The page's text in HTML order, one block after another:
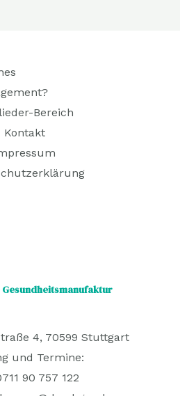
Bereich
Kontakt
Gesundheitsmanufaktur
4, 70599 Stuttgart
und Termine:
90 757 122